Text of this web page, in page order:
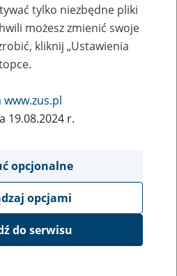
usług
dla
przeprowadzenia prac
tylko niezbędne pliki
możesz zmienić swoje
kliknij „Ustawienia
19.08.2024 r.
opcjonalne
opcjami
do serwisu